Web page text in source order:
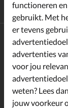
Achteraf
Altijd op de
Schrijf je in voor
*
E-mailadres
functioneren
gebruikt. Met
er tevens
advertenties
voor jou
weten? Lees
jouw voorkeur